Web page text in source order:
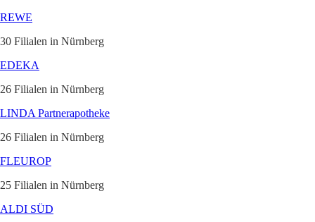
REWE
30 Filialen in Nürnberg
EDEKA
26 Filialen in Nürnberg
LINDA Partnerapotheke
26 Filialen in Nürnberg
FLEUROP
25 Filialen in Nürnberg
ALDI SÜD